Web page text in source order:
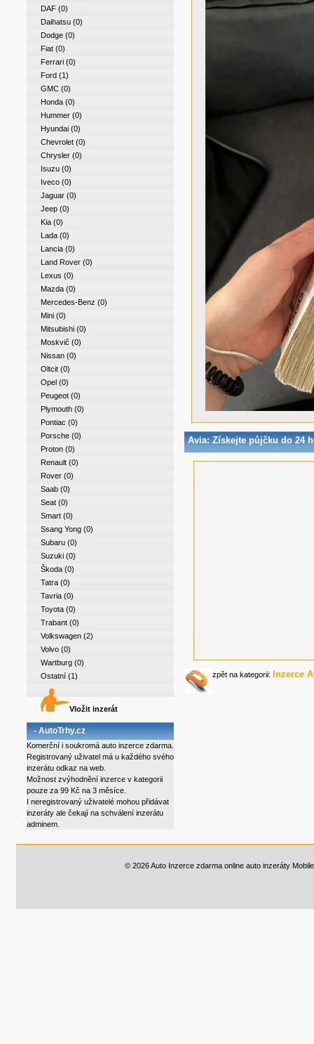
DAF(0)
Daihatsu(0)
Dodge(0)
Fiat(0)
Ferrari(0)
Ford(1)
GMC(0)
Honda(0)
Hummer(0)
Hyundai(0)
Chevrolet(0)
Chrysler(0)
Isuzu(0)
Iveco(0)
Jaguar(0)
Jeep(0)
Kia(0)
Lada(0)
Lancia(0)
Land Rover(0)
Lexus (0)
Mazda(0)
Mercedes-Benz (0)
Mini(0)
Mitsubishi(0)
Moskvič (0)
Nissan(0)
Oltcit(0)
Opel(0)
Peugeot(0)
Plymouth(0)
Pontiac (0)
Porsche(0)
Proton(0)
Renault(0)
Rover(0)
Saab(0)
Seat(0)
Smart(0)
Ssang Yong(0)
Subaru(0)
Suzuki(0)
Škoda(0)
Tatra(0)
Tavria(0)
Toyota(0)
Trabant(0)
Volkswagen(2)
Volvo(0)
Wartburg(0)
Ostatní(1)
Vložit inzerát
- AutoTrhy.cz
Komerční i soukromá auto inzerce zdarma.
Registrovaný uživatel má u každého svého
inzerátu odkaz na web.
Možnost zvýhodnění inzerce v kategorii
pouze za 99 Kč na 3 měsíce.
I neregistrovaný uživatelé mohou přidávat
inzeráty ale čekají na schválení inzerátu
adminem.
Avia: Získejte půjčku do 24
zpět na kategorii: Inzerce
© 2026 Auto Inzerce zdarma online auto inzeráty